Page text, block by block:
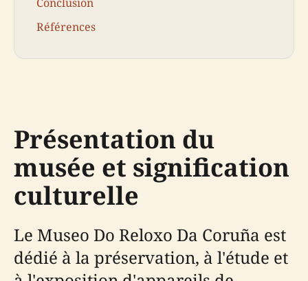
Références
Présentation du
musée et signification
culturelle
Le Museo Do Reloxo Da Coruña est
dédié à la préservation, à l'étude et